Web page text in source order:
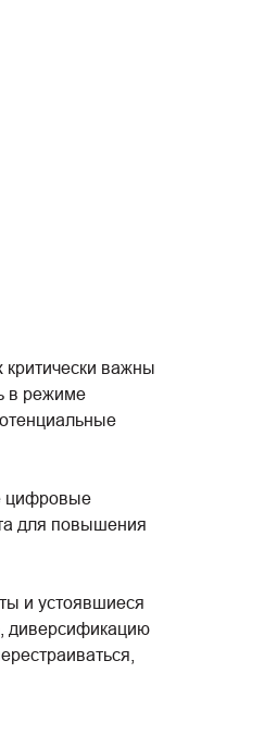
важны
в режиме
цифровые
для повышения
и устоявшиеся
диверсификацию